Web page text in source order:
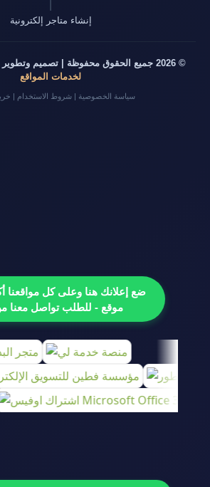
إنشاء متاجر إلكترونية
© 2026 جميع الحقوق محفوظة | تصميم وتطوير بواسطة
لخدمات المواقع
سياسة الخصوصية | شروط الاستخدام |
موقع - للطلب تواصل معنا